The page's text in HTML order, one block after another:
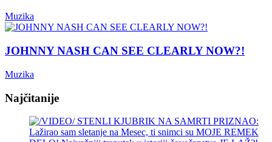
Muzika
JOHNNY NASH CAN SEE CLEARLY NOW?!
Muzika
Najčitanije